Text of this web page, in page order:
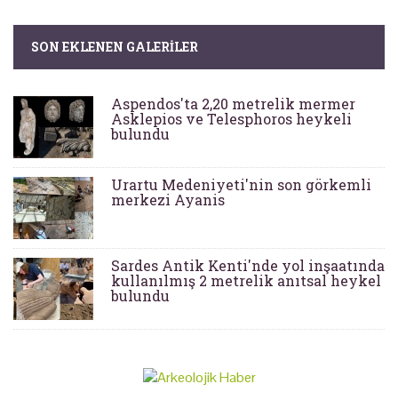
SON EKLENEN GALERILER
Aspendos'ta 2,20 metrelik mermer
Asklepios ve Telesphoros heykeli
bulundu
Urartu Medeniyeti'nin son görkemli
merkezi Ayanis
Sardes Antik Kenti'nde yol inşaatında
kullanılmış 2 metrelik anıtsal heykel
bulundu